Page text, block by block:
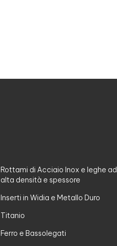
Rottami di Acciaio Inox e leghe ad
alta densità e spessore
Inserti in Widia e Metallo Duro
Titanio
Ferro e Bassolegati